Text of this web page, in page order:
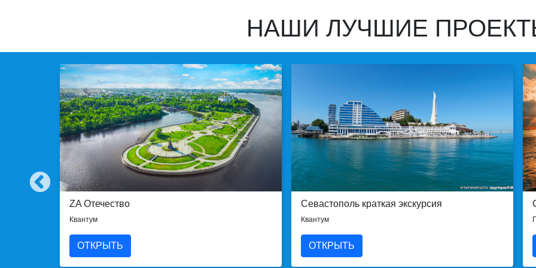
НАШИ ЛУЧШИЕ
ZA Отечество
Квантум
ОТКРЫТЬ
Севастополь краткая экскурсия
Квантум
ОТКРЫТЬ